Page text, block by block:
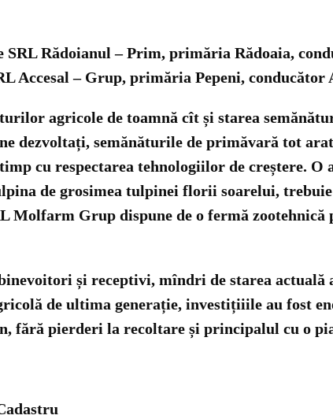
SRL Rădoianul – Prim, primăria Rădoaia,
Accesal – Grup, primăria Pepeni, conducător
agricole de toamnă cît și starea
dezvoltați, semănăturile de primăvară tot
cu respectarea tehnologiilor de creștere.
de grosimea tulpinei florii soarelui,
Molfarm Grup dispune de o fermă
și receptivi, mîndri de starea
de ultima generație, investițiiile au fost
fără pierderi la recoltare și principalul cu o